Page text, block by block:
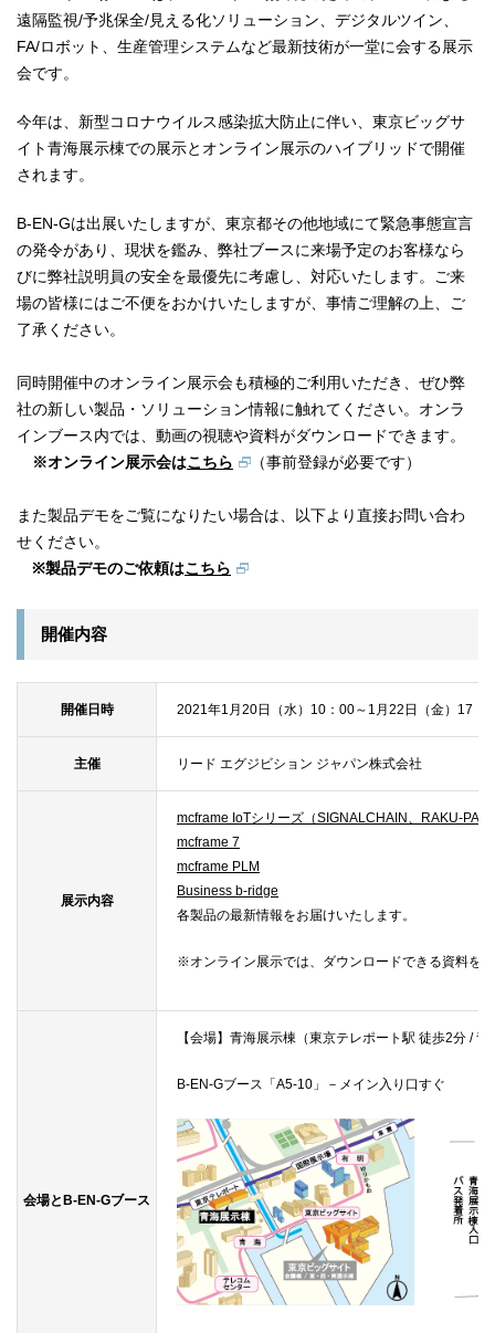
遠隔監視/予兆保全/見える化ソリューション、デジタルツイン、
FA/ロボット、生産管理システムなど最新技術が一堂に会する展示
会です。
今年は、新型コロナウイルス感染拡大防止に伴い、東京ビッグサ
イト青海展示棟での展示とオンライン展示のハイブリッドで開催
されます。
B-EN-Gは出展いたしますが、東京都その他地域にて緊急事態宣言
の発令があり、現状を鑑み、弊社ブースに来場予定のお客様なら
びに弊社説明員の安全を最優先に考慮し、対応いたします。ご来
場の皆様にはご不便をおかけいたしますが、事情ご理解の上、ご
了承ください。
同時開催中のオンライン展示会も積極的ご利用いただき、ぜひ弊
社の新しい製品・ソリューション情報に触れてください。オンラ
インブース内では、動画の視聴や資料がダウンロードできます。
※オンライン展示会はこちら （事前登録が必要です）
また製品デモをご覧になりたい場合は、以下より直接お問い合わ
せください。
※製品デモのご依頼はこちら
開催内容
開催日時 2021年1月20日（水）10：00～1月22日（金）17：
主催 リード エグジビション ジャパン株式会社
展示内容
mcframe IoTシリーズ（SIGNALCHAIN、RAKU-
mcframe 7
mcframe PLM
Business b-ridge
各製品の最新情報をお届けいたします。
※オンライン展示では、ダウンロードできる資料を
会場とB-EN-Gブース
【会場】 青海展示棟（東京テレポート駅 徒歩2分 / 青
B-EN-Gブース「 A5-10」－ メイン入り口すぐ